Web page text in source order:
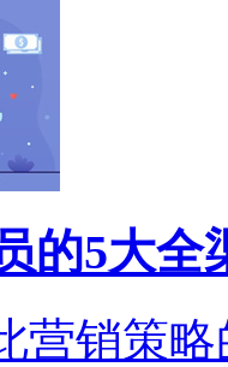
的5大全
营销策